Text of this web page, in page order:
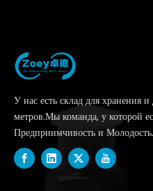
У нас есть склад для хранения
метров.Мы команда, у которой
Предприимчивость и Молодость.